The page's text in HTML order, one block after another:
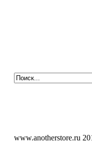
www.anotherstore.ru